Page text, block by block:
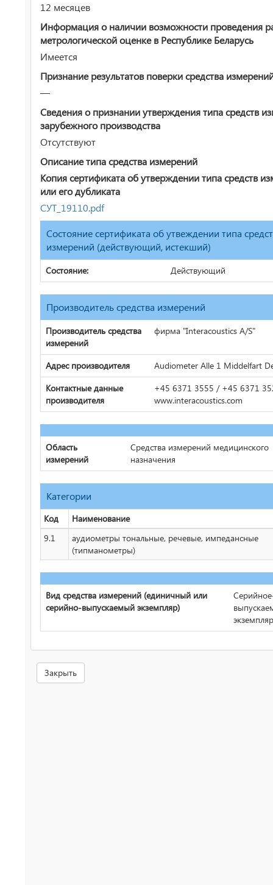
12 месяцев
Информация о наличии возможности проведения
метрологической оценке в Республике Беларусь
Имеется
Признание результатов поверки средства
—
Сведения о признании утверждения типа средств
зарубежного производства
Отсутствуют
Описание типа средства измерений
Копия сертификата об утверждении типа средств
или его дубликата
СУТ_19110.pdf
Состояние сертификата об утвеждении типа
измерений (действующий, истекший)
Состояние: Действующий
Производитель средства измерений
Производитель средства
измерений
фирма "Interacoustics A/S"
Адрес производителя
Audiometer Alle 1 Middelfart
Контактные данные
производителя
+45 6371 3555 / +45 6371
www.interacoustics.com
Область
измерений
Средства измерений медицинского
назначения
Категории
Код
Наименование
9.1
аудиометры тональные, речевые, импедансные
(типманометры)
Вид средства измерений (единичный или
серийно-выпускаемый экземпляр)
экземпляр
Закрыть